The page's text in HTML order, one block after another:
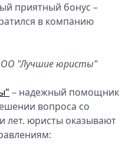
приятный бонус –
в компанию
"Лучшие юристы"
– надежный помощник
вопроса со
лет. юристы оказывают